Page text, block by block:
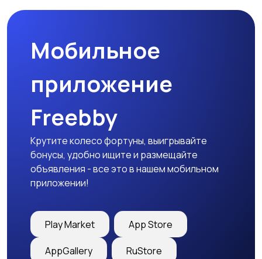
Мобильное
приложение
Freebby
Крутите колесо фортуны, выигрывайте
бонусы, удобно ищите и размещайте
объявления - все это в нашем мобильном
приложении!
Play Market App Store
AppGallery RuStore